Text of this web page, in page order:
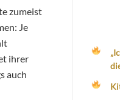
zumeist
Je
ihrer
auch